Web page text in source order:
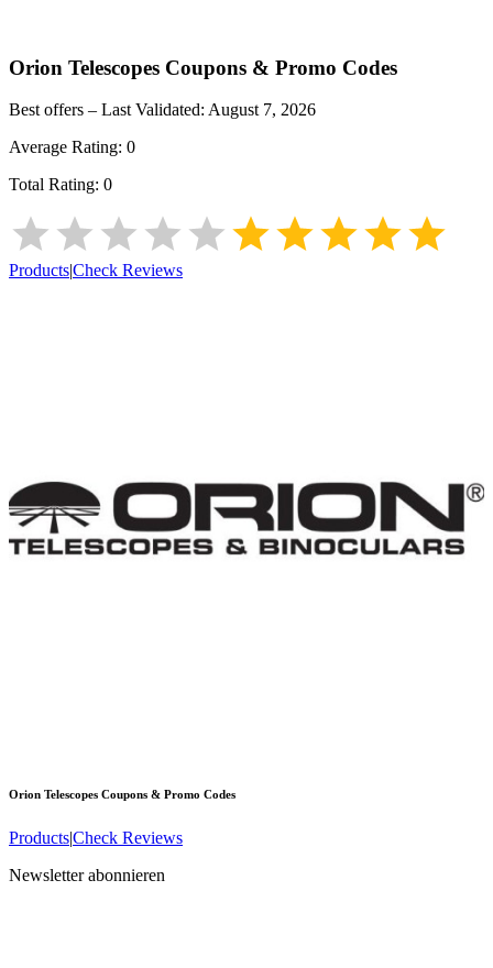
Orion Telescopes Coupons & Promo Codes
Best offers – Last Validated: August 7, 2026
Average Rating: 0
Total Rating: 0
Products|Check Reviews
Orion Telescopes Coupons & Promo Codes
Products|Check Reviews
Newsletter abonnieren